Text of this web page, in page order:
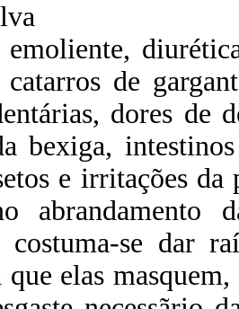
emoliente,
de
dores de
bexiga,
e irritações da
abrandamento
costuma-se dar
que elas